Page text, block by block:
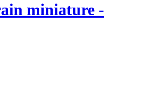
miniature -